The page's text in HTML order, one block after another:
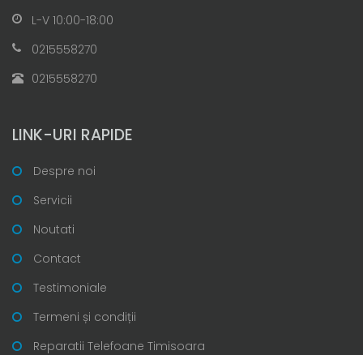
L-V 10:00-18:00
0215558270
0215558270
LINK-URI RAPIDE
Despre noi
Servicii
Noutati
Contact
Testimoniale
Termeni și condiții
Reparatii Telefoane Timisoara